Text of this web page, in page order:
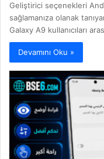
Geliştirici seçenekleri
sağlamanıza olanak
Galaxy A9 kullanıcıları
Devamını Oku »